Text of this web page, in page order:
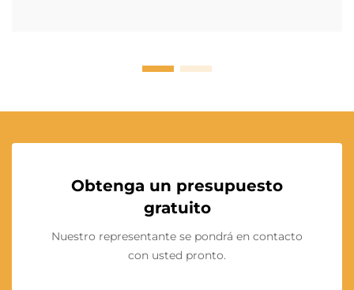
Obtenga un presupuesto
gratuito
Nuestro representante se pondrá en contacto
con usted pronto.